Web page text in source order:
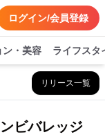
ログイン/会員登録
ン・美容 ライフスタ
リリース一覧
ビバレッジ